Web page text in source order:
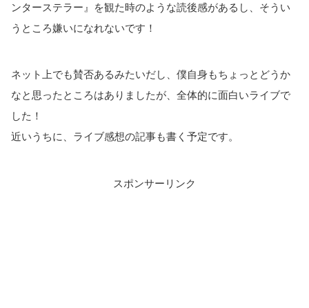
ンターステラー』を観た時のような読後感があるし、そうい
うところ嫌いになれないです！
ネット上でも賛否あるみたいだし、僕自身もちょっとどうか
なと思ったところはありましたが、全体的に面白いライブで
した！
近いうちに、ライブ感想の記事も書く予定です。
スポンサーリンク